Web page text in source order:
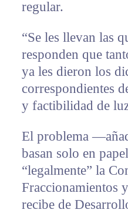
regular.
“Se les llevan las
responden que
ya les dieron los
correspondientes
y factibilidad de
El problema
basan solo en
“legalmente” la
Fraccionamientos
recibe de